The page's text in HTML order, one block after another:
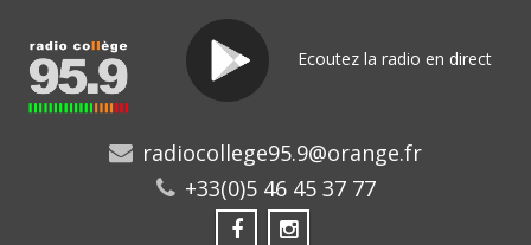
Ecoutez la radio en direct
radiocollege95.9@orange.fr
+33(0)5 46 45 37 77